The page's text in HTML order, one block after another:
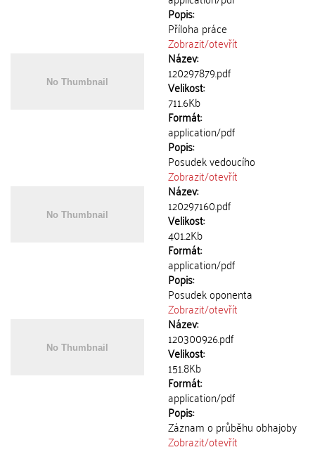
Popis:
Příloha práce
Zobrazit/otevřít
Název:
120297879.pdf
Velikost:
711.6Kb
Formát:
application/pdf
Popis:
Posudek vedoucího
Zobrazit/otevřít
Název:
120297160.pdf
Velikost:
401.2Kb
Formát:
application/pdf
Popis:
Posudek oponenta
Zobrazit/otevřít
Název:
120300926.pdf
Velikost:
151.8Kb
Formát:
application/pdf
Popis:
Záznam o průběhu obhajoby
Zobrazit/otevřít